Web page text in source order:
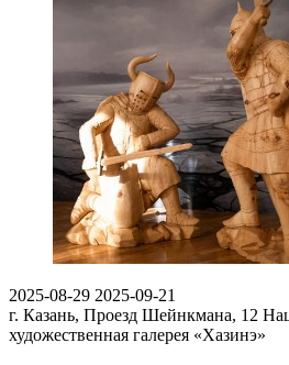
2025-08-29 2025-09-21
г. Казань, Проезд Шейнкмана, 12
художественная галерея «Хазинэ»